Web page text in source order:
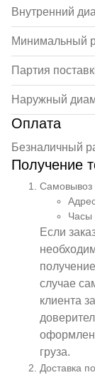
Внутренний
Минимальный
Партия
Наружный
Оплата
Безналичный
Получение
Самовывоз
Часы
Если
случае
клиента
груза.
Доставка